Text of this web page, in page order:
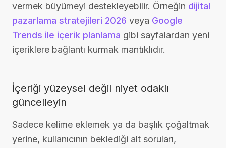
vermek büyümeyi destekleyebilir. Örneğin dijital
pazarlama stratejileri 2026 veya Google
Trends ile içerik planlama gibi sayfalardan yeni
içeriklere bağlantı kurmak mantıklıdır.
İçeriği yüzeysel değil niyet odaklı
güncelleyin
Sadece kelime eklemek ya da başlık çoğaltmak
yerine, kullanıcının beklediği alt soruları,